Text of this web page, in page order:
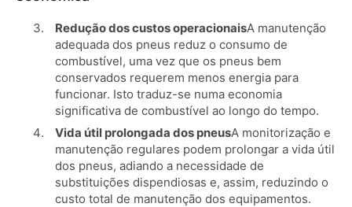
Redução dos custos operacionaisA manutenção
adequada dos pneus reduz o consumo de
combustível, uma vez que os pneus bem
conservados requerem menos energia para
funcionar. Isto traduz-se numa economia
significativa de combustível ao longo do tempo.
Vida útil prolongada dos pneusA monitorização e
manutenção regulares podem prolongar a vida útil
dos pneus, adiando a necessidade de
substituições dispendiosas e, assim, reduzindo o
custo total de manutenção dos equipamentos.